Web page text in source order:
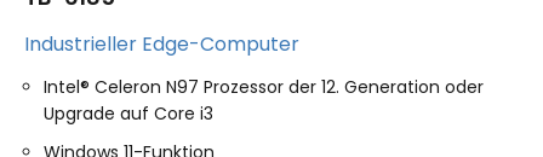
Industrieller Edge-Computer
Intel® Celeron N97 Prozessor der 12. Generation oder
Upgrade auf Core i3
Windows 11-Funktion